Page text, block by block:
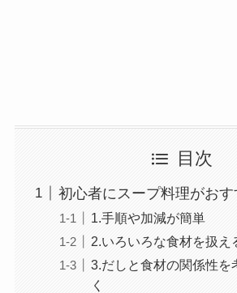
目次
初心者にスープ料理がお
1.手順や加減が簡単
2.いろいろな食材を扱え
3.だしと食材の関係性を
く